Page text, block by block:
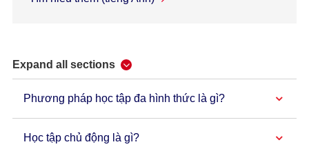
Expand all sections
Phương pháp học tập đa hình thức là gì?
Học tập chủ động là gì?